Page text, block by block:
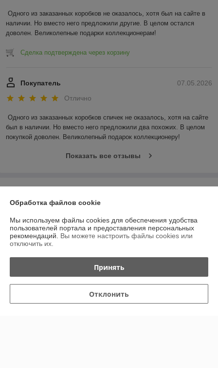
Одного из заказанных коробков не оказалось, хотя был на сайте в
наличии. Но вместо него предложили другие. В целом остался
доволен. Великолепные подарки коллекционерам!
Сделка подтверждена через корзину
07.05.2026
Покупатель
Отлично
Одного из заказанных коробков спичек не оказалось, хотя на сайте
был в наличии. Но вместо него предложили два похожих. В целом
покупкой доволен. Великолепный подарок коллекционеру!
Показать все отзывы
О нас
Доставка и оплата
График работы
Политика обработки cookies
Обработка файлов cookie
Мы используем файлы cookies для обеспечения удобства
пользователей портала и предоставления персональных
рекомендаций. Вы можете настроить файлы cookies или
отключить их.
Принять
Отклонить